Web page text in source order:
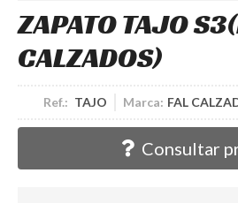
ZAPATO TAJO S3
CALZADOS)
Ref.: TAJO Marca: FAL
Consultar